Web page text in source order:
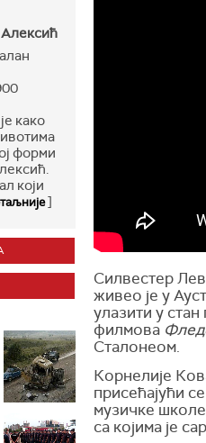
како
форми
који
]
Силвестер
живео је у
улазити у
филмова
Сталонеом.
Корнелије
присећајући
музичке
са којима је